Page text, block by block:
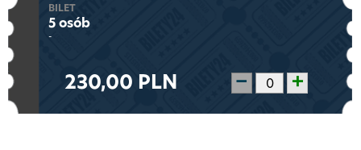
BILET
5 osób
-
230,00 PLN − +